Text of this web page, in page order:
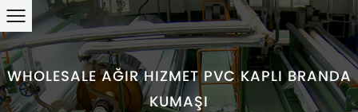
WHOLESALE AĞIR HIZMET PVC KAPLI BRANDA
KUMAŞI